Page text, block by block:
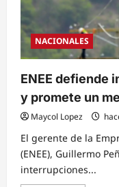
NACIONALES
ENEE defiende
y promete un
Maycol Lopez
El gerente de la
(ENEE), Guillermo
interrupciones...